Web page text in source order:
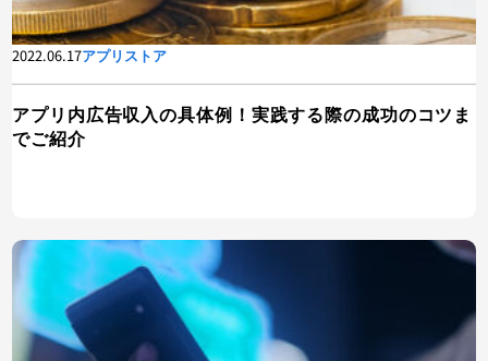
2022.06.17アプリストア
アプリ内広告収入の具体例！実践する際の成功のコツま
でご紹介